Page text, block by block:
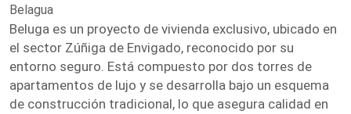
Belagua
Beluga es un proyecto de vivienda exclusivo, ubicado en
el sector Zúñiga de Envigado, reconocido por su
entorno seguro. Está compuesto por dos torres de
apartamentos de lujo y se desarrolla bajo un esquema
de construcción tradicional, lo que asegura calidad en